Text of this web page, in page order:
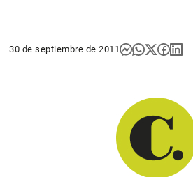
30 de septiembre de 2011